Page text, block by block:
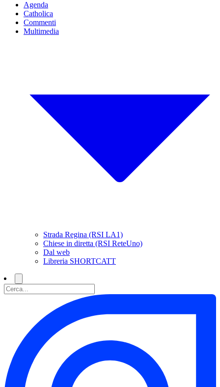
Agenda
Catholica
Commenti
Multimedia
Strada Regina (RSI LA1)
Chiese in diretta (RSI ReteUno)
Dal web
Libreria SHORTCATT